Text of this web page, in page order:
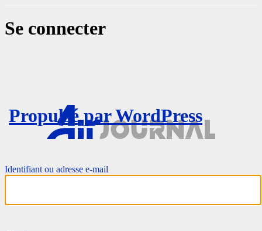
Se connecter
Propulsé par WordPress
Identifiant ou adresse e-mail